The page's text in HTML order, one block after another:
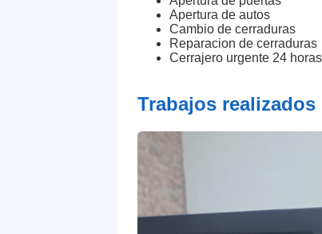
Apertura de autos
Cambio de cerraduras
Reparacion de cerraduras
Cerrajero urgente 24 horas
Trabajos realizados